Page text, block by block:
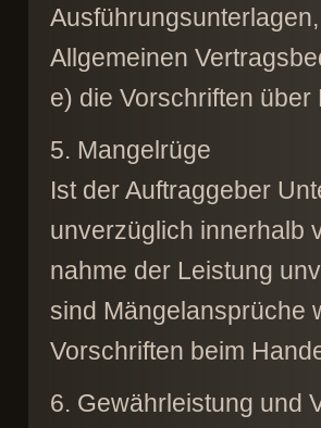
Allgemeinen
e) die Vorschriften
5. Mangelrüge
Ist der Auftraggeber
unverzüglich innerhalb
nahme der Leistung
sind Mängelansprüche
Vorschriften beim
6. Gewährleistung und